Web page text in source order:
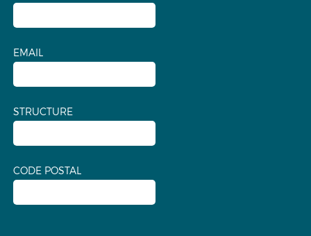
EMAIL
STRUCTURE
CODE POSTAL